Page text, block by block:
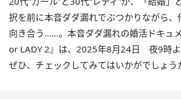
択を前に本音ダダ漏れでぶつかりながら、
向き合う……。本音ダダ漏れの婚活ドキュ
or LADY 2』は、2025年8月24日 夜9時よ
ぜひ、チェックしてみてはいかがでしょう